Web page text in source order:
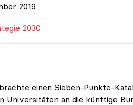
2019
2030
einen Sieben-Punkte-
Universitäten an die künftige